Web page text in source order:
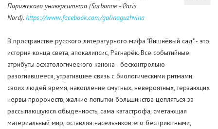
Парижского университета (Sorbonne - Paris
Nord). https://www.facebook.com/galinaguzhvina
В пространстве русского литературного мифа "Вишнёвый сад" - это
история конца света, апокалипсис, Рагнарёк. Все событийные
атрибуты эсхатологического канона - бесконтрольно
разогнавшееся, утратившее связь с биологическими ритмами
своих людей время, накопление смутных, невероятных, терзающих
нервы пророчеств, жалкие попытки большинства цепляться за
рассыпающуюся обыденность, сама катастрофа, сметающая
материальный мир, оставляя насельников его бесприютными,